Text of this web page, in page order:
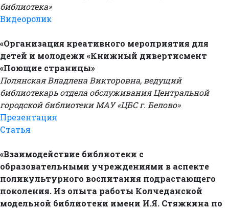
библиотека»
Видеоролик
«Организация креативного мероприятия для
детей и молодежи «Книжный дивертисмент
«Поющие страницы»
Полянская Владлена Викторовна, ведущий
библиотекарь отдела обслуживания Центральной
городской библиотеки МАУ «ЦБС г. Белово»
Презентация
Статья
«Взаимодействие библиотеки с
образовательными учреждениями в аспекте
поликультурного воспитания подрастающего
поколения. Из опыта работы Колчеданской
модельной библиотеки имени И.Я. Стяжкина по